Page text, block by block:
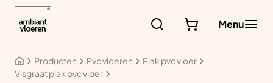
Menu
Producten Pvc vloeren
Plak pvc vloer
Visgraat plak pvc vloer